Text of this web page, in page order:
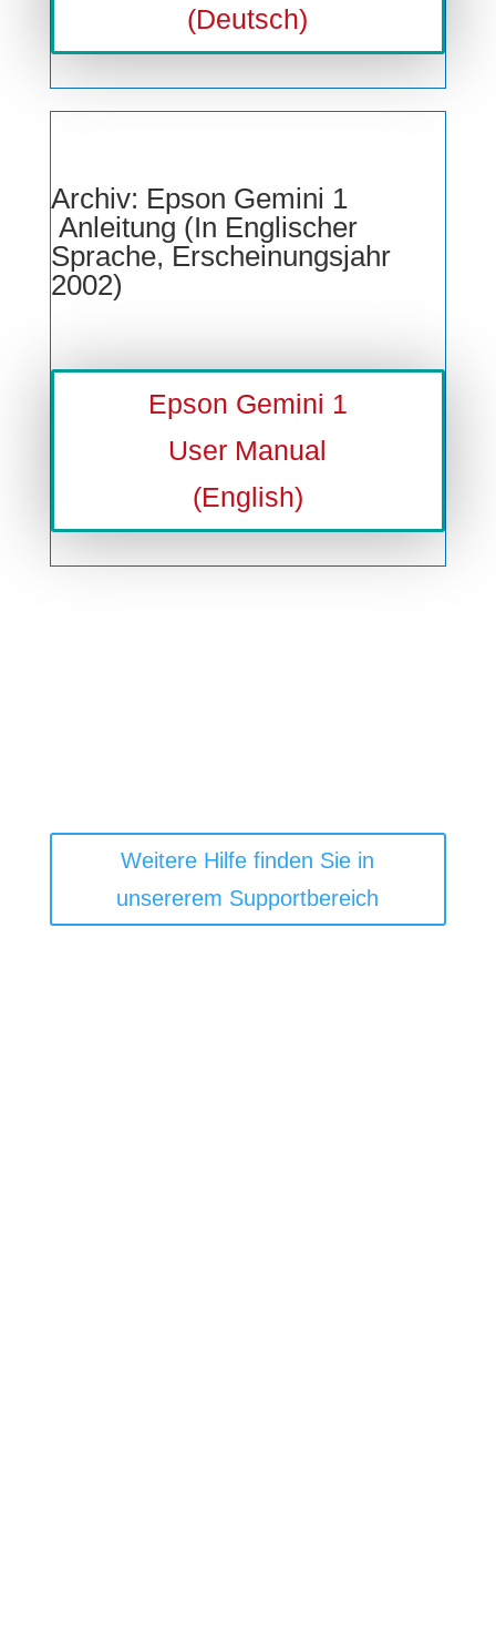
(Deutsch)
Archiv: Epson Gemini 1
Anleitung (In Englischer
Sprache, Erscheinungsjahr
2002)
Epson Gemini 1
User Manual
(English)
Weitere Hilfe finden Sie in
unsererem Supportbereich